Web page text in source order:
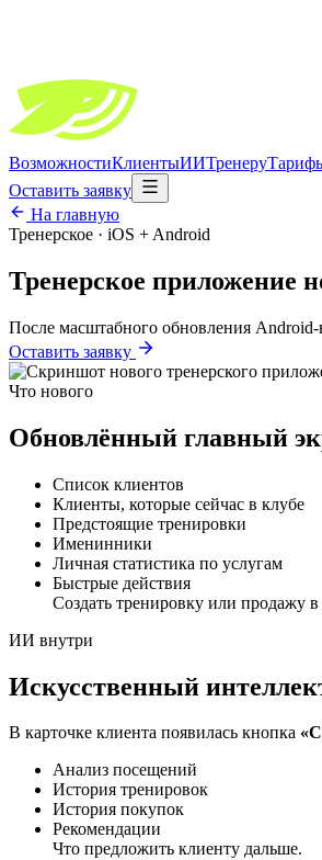
ВозможностиКлиентыИИТренеру
Оставить заявку
На главную
Тренерское · iOS + Android
Тренерское приложение
После масштабного обновления
Оставить заявку
Что нового
Обновлённый главный
Список клиентов
Клиенты, которые сейчас в клубе
Предстоящие тренировки
Именинники
Личная статистика по услугам
Быстрые действия
Создать тренировку или продажу
ИИ внутри
Искусственный
В карточке клиента появилась кнопка
Анализ посещений
История тренировок
История покупок
Рекомендации
Что предложить клиенту дальше.